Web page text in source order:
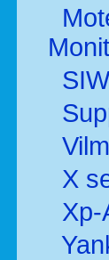
SIW
X
Xp-